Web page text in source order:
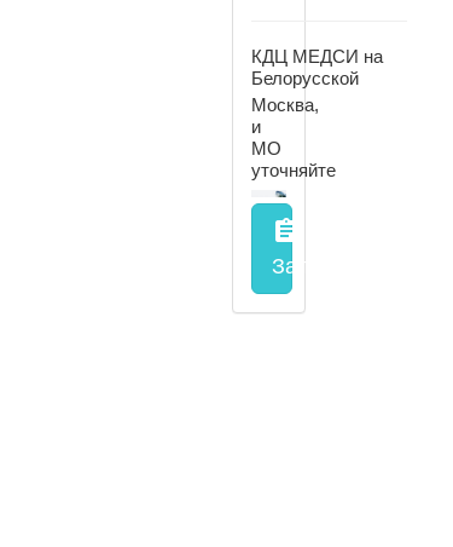
КДЦ МЕДСИ на
Белорусской
Москва,
и
МО
уточняйте
assignment
Запись на прием